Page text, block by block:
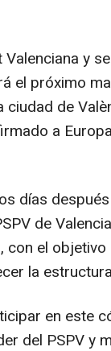
y
el próximo
ciudad de
a
días
de
con el objetivo
la
en este
del PSPV y